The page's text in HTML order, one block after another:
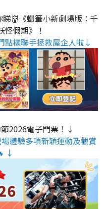
睇👹《蠟筆小新劇場版：千
怪假期》！
點樣聯手拯救屋企人啦↓
2026電子門票！↓
體驗多項新穎運動及觀賞
↓